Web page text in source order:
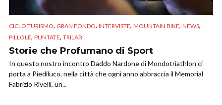
CICLO TURISMO, GRAN FONDO, INTERVISTE, MOUNTAIN BIKE, NEWS,
PILLOLE, PUNTATE, TRILAB
Storie che Profumano di Sport
In questo nostro incontro Daddo Nardone di Mondotriathlon ci
porta a Piediluco, nella città che ogni anno abbraccia il Memorial
Fabrizio Rivelli, un...